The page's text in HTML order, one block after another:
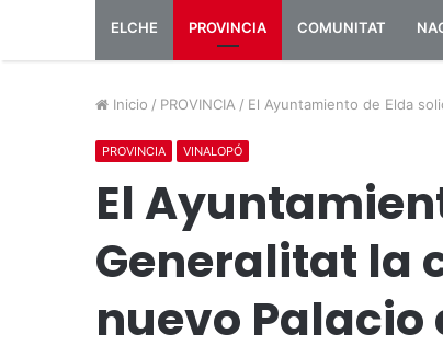
ELCHE PROVINCIA COMUNITAT
Inicio / PROVINCIA / El Ayuntamiento de Elda
PROVINCIA VINALOPÓ
El
Generalitat la
nuevo Palacio